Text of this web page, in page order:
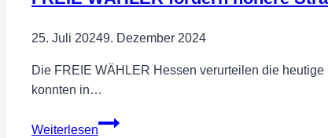
25. Juli 20249. Dezember 2024
Die FREIE WÄHLER Hessen verurteilen die
konnten in…
Weiterlesen
FREIE